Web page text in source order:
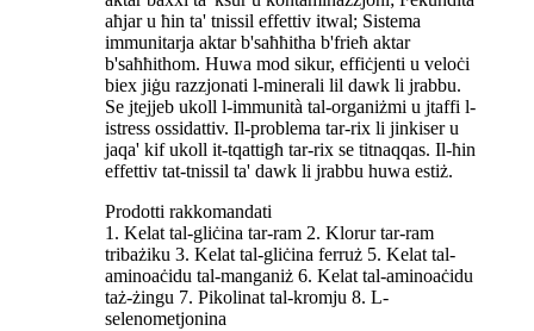
aħjar u ħin ta' tnissil effettiv itwal; Sistema
immunitarja aktar b'saħħitha b'frieħ aktar
b'saħħithom. Huwa mod sikur, effiċjenti u veloċi
biex jiġu razzjonati l-minerali lil dawk li jrabbu.
Se jtejjeb ukoll l-immunità tal-organiżmi u jtaffi l-
istress ossidattiv. Il-problema tar-rix li jinkiser u
jaqa' kif ukoll it-tqattigħ tar-rix se titnaqqas. Il-ħin
effettiv tat-tnissil ta' dawk li jrabbu huwa estiż.
Prodotti rakkomandati
1. Kelat tal-gliċina tar-ram 2. Klorur tar-ram
tribażiku 3. Kelat tal-gliċina ferruż 5. Kelat tal-
aminoaċidu tal-manganiż 6. Kelat tal-aminoaċidu
taż-żingu 7. Pikolinat tal-kromju 8. L-
selenometjonina